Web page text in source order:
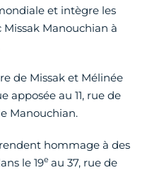
et intègre les
Manouchian à
de Missak et Mélinée
apposée au 11, rue de
Manouchian.
hommage à des
le 19e au 37, rue de